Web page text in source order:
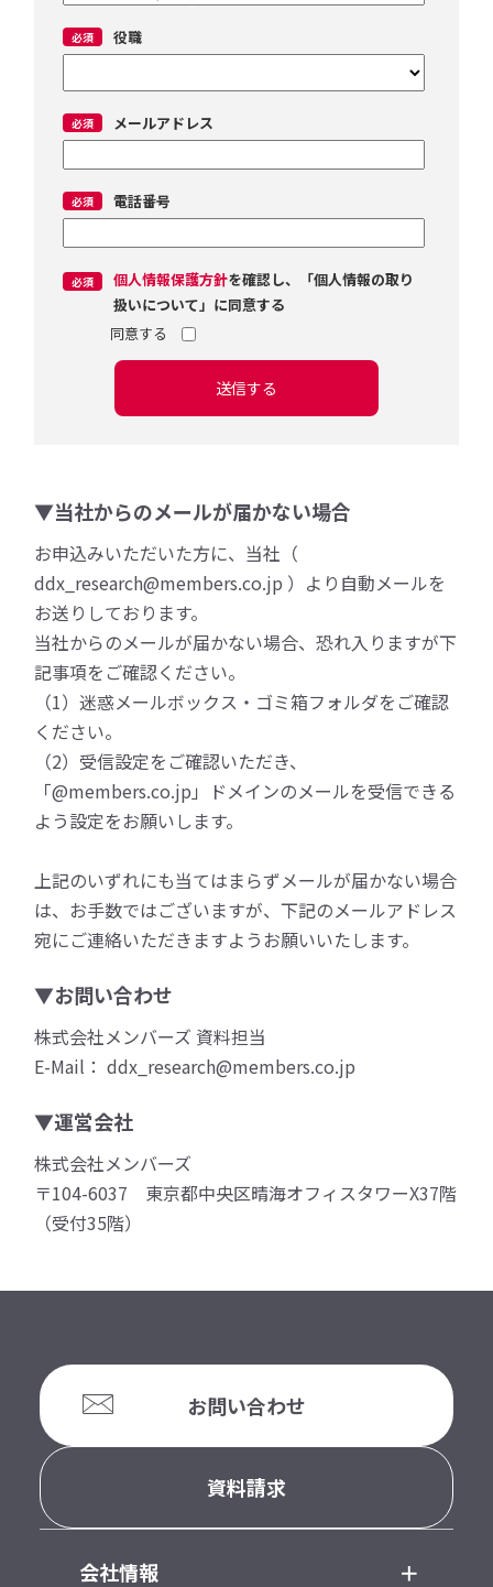
役職
メールアドレス
電話番号
個人情報保護方針を確認し、「個人情報の取り
扱いについて」に同意する
送信する
▼当社からのメールが届かない場合
お申込みいただいた方に、当社（
ddx_research@members.co.jp ）より自動メールを
お送りしております。
当社からのメールが届かない場合、恐れ入りますが下
記事項をご確認ください。
（1）迷惑メールボックス・ゴミ箱フォルダをご確認
ください。
（2）受信設定をご確認いただき、
「@members.co.jp」ドメインのメールを受信できる
よう設定をお願いします。
上記のいずれにも当てはまらずメールが届かない場合
は、お手数ではございますが、下記のメールアドレス
宛にご連絡いただきますようお願いいたします。
▼お問い合わせ
株式会社メンバーズ 資料担当
E-Mail： ddx_research@members.co.jp
▼運営会社
株式会社メンバーズ
〒104-6037 東京都中央区晴海オフィスタワーX37階
（受付35階）
お問い合わせ
資料請求
会社情報